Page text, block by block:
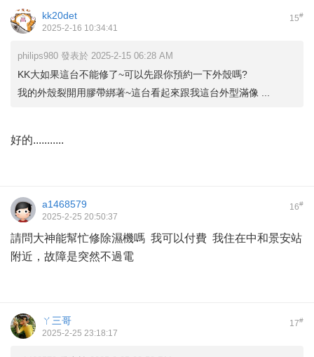
15#
kk20det
2025-2-16 10:34:41
philips980 發表於 2025-2-15 06:28 AM
KK大如果這台不能修了~可以先跟你預約一下外殼嗎?
我的外殼裂開用膠帶綁著~這台看起來跟我這台外型滿像 ...
好的...........
16#
a1468579
2025-2-25 20:50:37
請問大神能幫忙修除濕機嗎 我可以付費 我住在中和景安站
附近，故障是突然不過電
17#
ㄚ三哥
2025-2-25 23:18:17